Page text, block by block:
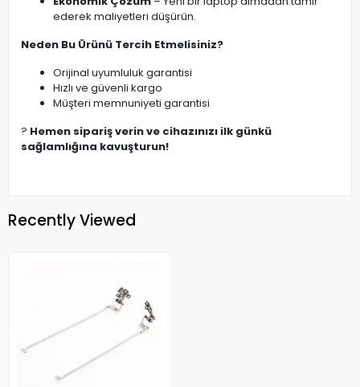
ederek maliyetleri düşürün.
Neden Bu Ürünü Tercih Etmelisiniz?
Orijinal uyumluluk garantisi
Hızlı ve güvenli kargo
Müşteri memnuniyeti garantisi
? Hemen sipariş verin ve cihazınızı ilk günkü
sağlamlığına kavuşturun!
Recently Viewed